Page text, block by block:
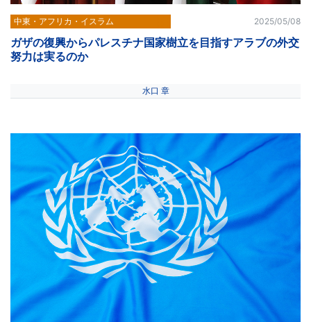
中東・アフリカ・イスラム 2025/05/08
ガザの復興からパレスチナ国家樹立を目指すアラブの外交
努力は実るのか
水口 章